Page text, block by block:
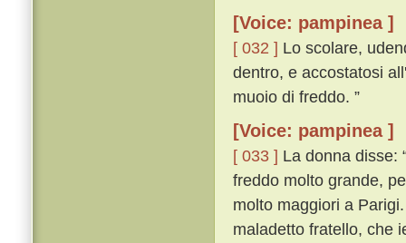
[Voice: pampinea ]
[ 032 ] Lo scolare,
dentro, e accostatosi
muoio di freddo. ”
[Voice: pampinea ]
[ 033 ] La donna disse:
freddo molto grande,
molto maggiori a
maladetto fratello, che